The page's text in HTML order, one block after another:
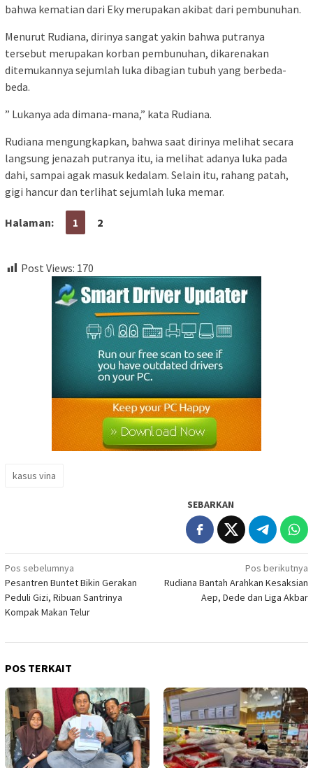
bahwa kematian dari Eky merupakan akibat dari pembunuhan.
Menurut Rudiana, dirinya sangat yakin bahwa putranya
tersebut merupakan korban pembunuhan, dikarenakan
ditemukannya sejumlah luka dibagian tubuh yang berbeda-
beda.
” Lukanya ada dimana-mana,” kata Rudiana.
Rudiana mengungkapkan, bahwa saat dirinya melihat secara
langsung jenazah putranya itu, ia melihat adanya luka pada
dahi, sampai agak masuk kedalam. Selain itu, rahang patah,
gigi hancur dan terlihat sejumlah luka memar.
Halaman: 1 2
Post Views: 170
kasus vina
SEBARKAN
Navigasi
pos
Pos sebelumnya
Pesantren Buntet Bikin Gerakan
Peduli Gizi, Ribuan Santrinya
Kompak Makan Telur
Pos berikutnya
Rudiana Bantah Arahkan Kesaksian
Aep, Dede dan Liga Akbar
POS TERKAIT